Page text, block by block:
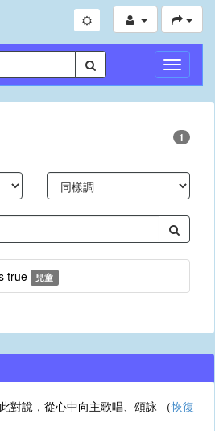
切
換
導
1
true 兒童
對說，從心中向主歌唱、頌詠 （恢復